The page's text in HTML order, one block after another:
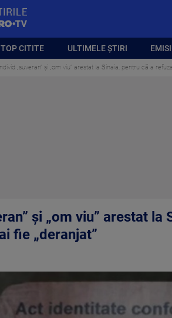
TOP CITITE ULTIMELE ȘTIRI
Individ „suveran” și „om viu” arestat la Sinaia, pentru că a
și „om viu” arestat
fie „deranjat”